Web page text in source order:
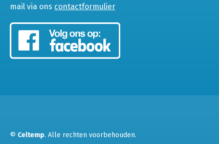
mail via ons contactformulier
© Celtemp. Alle rechten voorbehouden.